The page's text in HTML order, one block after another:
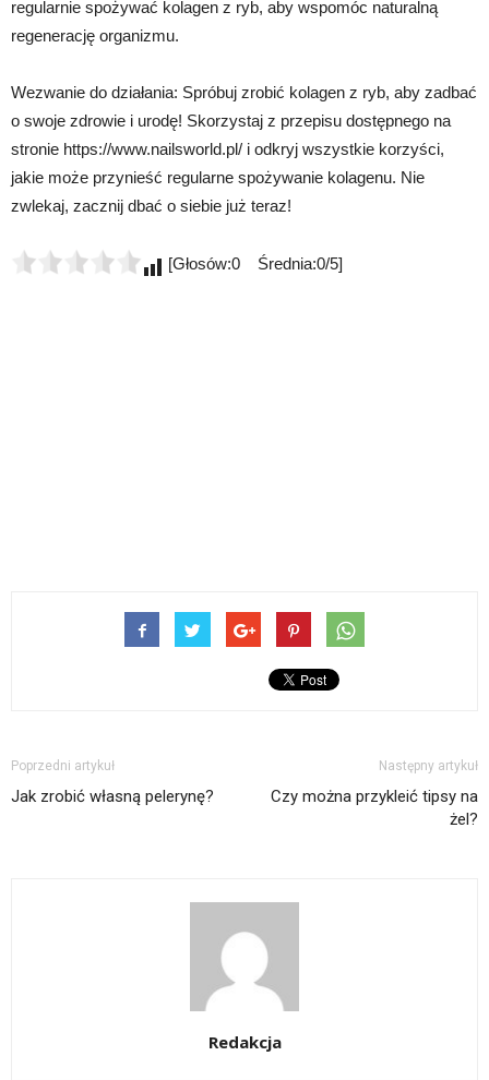
regularnie spożywać kolagen z ryb, aby wspomóc naturalną
regenerację organizmu.
Wezwanie do działania: Spróbuj zrobić kolagen z ryb, aby zadbać
o swoje zdrowie i urodę! Skorzystaj z przepisu dostępnego na
stronie https://www.nailsworld.pl/ i odkryj wszystkie korzyści,
jakie może przynieść regularne spożywanie kolagenu. Nie
zwlekaj, zacznij dbać o siebie już teraz!
[Głosów:0 Średnia:0/5]
Poprzedni artykuł
Jak zrobić własną pelerynę?
Następny artykuł
Czy można przykleić tipsy na
żel?
Redakcja